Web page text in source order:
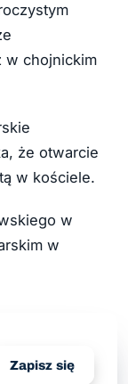
w chojnickim
że otwarcie
w kościele.
w
w
Zapisz się